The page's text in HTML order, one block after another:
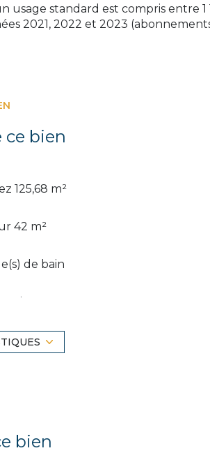
usage standard est compris entre 1
2021, 2022 et 2023
ce bien
125,68 m²
42 m²
de bain
en 2013
bien